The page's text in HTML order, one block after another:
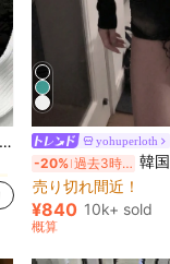
yohuperloth
-20% 過去3時間 韓国風レースパッチワ
#1 ベストセラー
売り切れ間近！
#1 ベストセラー
売り切れ間近！
#1 ベストセラー
売り切れ間近！
#1 ベストセラー
売り切れ間近！
¥840 10k+ sold
概算